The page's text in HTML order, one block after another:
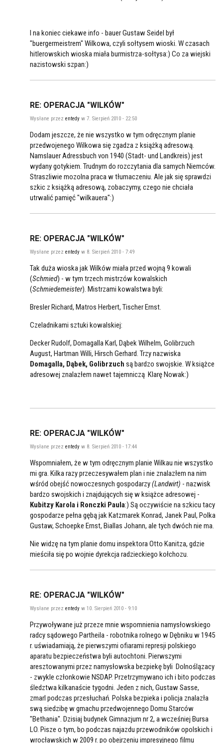
I na koniec ciekawe info - bauer Gustaw Seidel był
"buergermeistrem" Wilkowa, czyli sołtysem wioski. W czasach
hitlerowskich wioska miała burmistrza-sołtysa:) Co za wiejski
nazistowski szpan:)
RE: OPERACJA "WILKÓW"
Wysłane przez entedy w 7. Sierpień 2010 - 22:50
Dodam jeszcze, że nie wszystko w tym odręcznym planie
przedwojenego Wilkowa się zgadza z książką adresową.
Namslauer Adressbuch von 1940 (Stadt- und Landkreis) jest
wydany gotykiem. Trudnym do rozczytania dla samych Niemców.
Straszliwie mozolna praca w tłumaczeniu. Ale jak się sprawdzi
szkic z książką adresową, zobaczymy, czego nie chciała
utrwalić pamięć "wilkauera":)
RE: OPERACJA "WILKÓW"
Wysłane przez entedy w 8. Sierpień 2010 - 7:49
Tak duża wioska jak Wilków miała przed wojną 9 kowali
(Schmied) - w tym trzech mistrzów kowalskich
(Schmiedemeister). Mistrzami kowalstwa byli:
Bresler Richard, Matros Herbert, Tischer Ernst.
Czeladnikami sztuki kowalskiej:
Decker Rudolf, Domagalla Karl, Dąbek Wilhelm, Golibrzuch
August, Hartman Willi, Hirsch Gerhard. Trzy nazwiska
Domagalla, Dąbek, Golibrzuch są bardzo swojskie. W książce
adresowej znalazłem nawet tajemniczą Klarę Nowak:)
RE: OPERACJA "WILKÓW"
Wysłane przez entedy w 8. Sierpień 2010 - 17:44
Wspomniałem, że w tym odręcznym planie Wilkau nie wszystko
mi gra. Kilka razy przeczesywałem plan i nie znalazłem na nim
wśród obejść nowoczesnych gospodarzy(Landwirt) - nazwisk
bardzo swojskich i znajdujących się w książce adresowej -
Kubitzy Karola i Ronczki Paula:) Są oczywiście na szkicu tacy
gospodarze pełna gębą jak Katzmarek Konrad, Janek Paul, Polka
Gustaw, Schoepke Ernst, Biallas Johann, ale tych dwóch nie ma.
Nie widzę na tym planie domu inspektora Otto Kanitza, gdzie
mieściła się po wojnie dyrekcja radzieckiego kołchozu.
RE: OPERACJA "WILKÓW"
Wysłane przez entedy w 10. Sierpień 2010 - 9:10
Przywoływane już przeze mnie wspomnienia namysłowskiego
radcy sądowego Partheila - robotnika rolnego w Dębniku w 1945
r. uświadamiają, że pierwszymi ofiarami represji polskiego
aparatu bezpieczeństwa byli autochtoni. Pierwszymi
aresztowanymi przez namysłowska bezpiekę byli Dolnoślązacy
- zwykle członkowie NSDAP. Przetrzymywano ich i bito podczas
śledztwa kilkanaście tygodni. Jeden z nich, Gustaw Sasse,
zmarl podczas przesłuchań. Polska bezpieka i policja znalazła
swą siedzibę w gmachu przedwojennego Domu Starców
"Bethania". Dzisiaj budynek Gimnazjum nr 2, a wcześniej Bursa
LO. Pisze o tym, bo podczas najazdu przewodników opolskich i
wrocławskich w 2009 r. po obejrzeniu impresyjnego filmu